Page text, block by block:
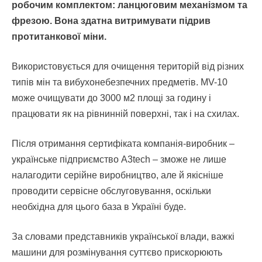
робочим комплектом: ланцюговим механізмом та
фрезою. Вона здатна витримувати підрив
протитанкової міни.
Використовується для очищення територій від різних
типів мін та вибухонебезпечних предметів. MV-10
може очищувати до 3000 м2 площі за годину і
працювати як на рівнинній поверхні, так і на схилах.
Після отримання сертифіката компанія-виробник –
українське підприємство A3tech – зможе не лише
налагодити серійне виробництво, але й якісніше
проводити сервісне обслуговування, оскільки
необхідна для цього база в Україні буде.
За словами представників української влади, важкі
машини для розмінування суттєво прискорюють